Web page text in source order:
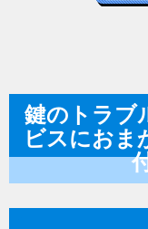
鍵のトラブ
ビスにおま